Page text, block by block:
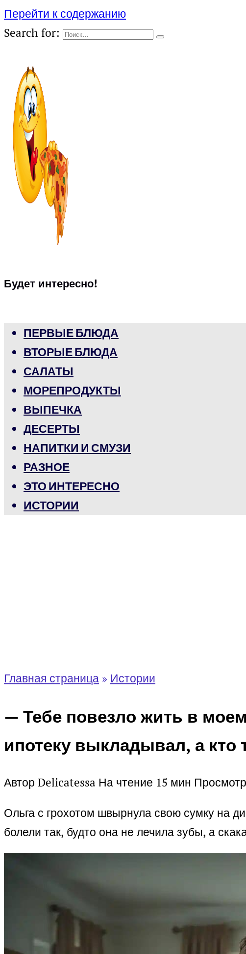
Перейти к содержанию
Search for:
Будет интересно!
ПЕРВЫЕ БЛЮДА
ВТОРЫЕ БЛЮДА
САЛАТЫ
МОРЕПРОДУКТЫ
ВЫПЕЧКА
ДЕСЕРТЫ
НАПИТКИ И СМУЗИ
РАЗНОЕ
ЭТО ИНТЕРЕСНО
ИСТОРИИ
Главная страница » Истории
— Тебе повезло жить в
ипотеку выкладывал, а кто
Автор Delicatessa На чтение 15 мин
Ольга с грохотом швырнула свою сумку на
болели так, будто она не лечила зубы, а